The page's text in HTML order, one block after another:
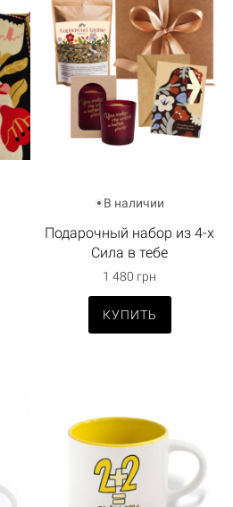
В наличии
Подарочный набор из 4-х
Сила в тебе
1 480 грн
КУПИТЬ